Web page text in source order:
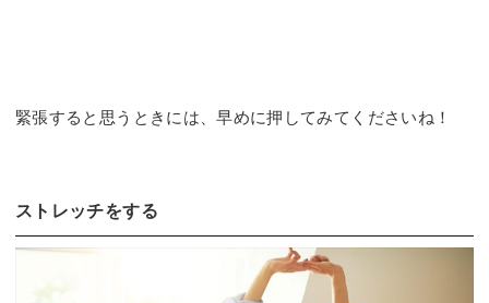
緊張すると思うときには、早めに押してみてくださいね！
ストレッチをする